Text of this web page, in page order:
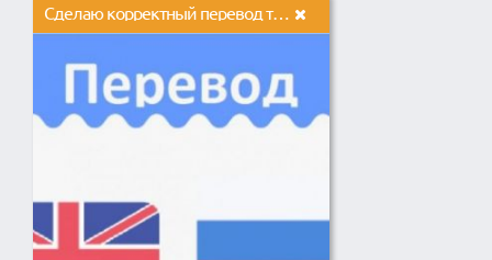
Сделаю корректный перевод текста с английского на русский 4000зн